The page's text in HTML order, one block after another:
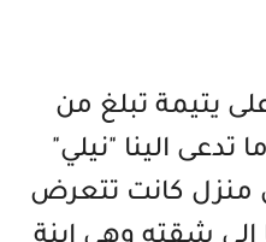
يتيمة تبلغ من
تدعى الينا "نيلي"
منزل كانت تتعرض